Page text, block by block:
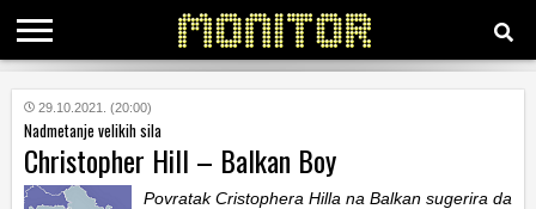
KATEGORIJE
HRVATSKI
WEB
29.10.2021. (20:00)
Nadmetanje velikih sila
Christopher Hill – Balkan Boy
Povratak Cristophera Hilla na Balkan sugerira da